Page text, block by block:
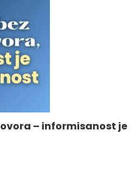
– informisanost je